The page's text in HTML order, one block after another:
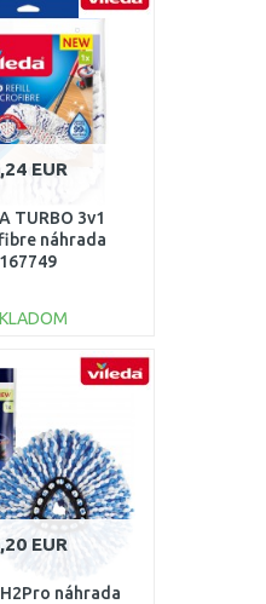
EUR
TURBO 3v1
náhrada
167749
DO KOŠÍKA
Porovnať
EUR
náhrada